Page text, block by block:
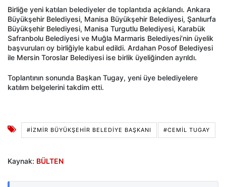
Birliğe yeni katılan belediyeler de toplantıda açıklandı. Ankara
Büyükşehir Belediyesi, Manisa Büyükşehir Belediyesi, Şanlıurfa
Büyükşehir Belediyesi, Manisa Turgutlu Belediyesi, Karabük
Safranbolu Belediyesi ve Muğla Marmaris Belediyesi’nin üyelik
başvuruları oy birliğiyle kabul edildi. Ardahan Posof Belediyesi
ile Mersin Toroslar Belediyesi ise birlik üyeliğinden ayrıldı.
Toplantının sonunda Başkan Tugay, yeni üye belediyelere
katılım belgelerini takdim etti.
#İZMIR BÜYÜKŞEHIR BELEDIYE BAŞKANI #CEMIL TUGAY
Kaynak: BÜLTEN